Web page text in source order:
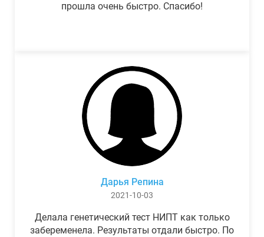
прошла очень быстро. Спасибо!
Дарья Репина
2021-10-03
Делала генетический тест НИПТ как только
забеременела. Результаты отдали быстро. По